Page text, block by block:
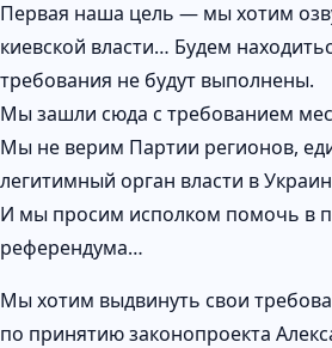
Первая наша цель — мы хотим
киевской власти… Будем
требования не будут выполнены.
Мы зашли сюда с требованием
Мы не верим Партии регионов,
легитимный орган власти в
И мы просим исполком помочь в
референдума…
Мы хотим выдвинуть свои
по принятию законопроекта